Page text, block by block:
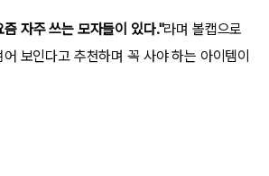
즘 자주 쓰는 모자들이 있다."라며 볼캡으로
보인다고 추천하며 꼭 사야 하는 아이템이